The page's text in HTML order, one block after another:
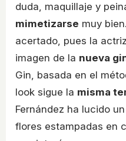
duda, maquillaje y
mimetizarse muy
acertado, pues la
imagen de la nueva
Gin, basada en el
look sigue la misma
Fernández ha lucido un
flores estampadas en